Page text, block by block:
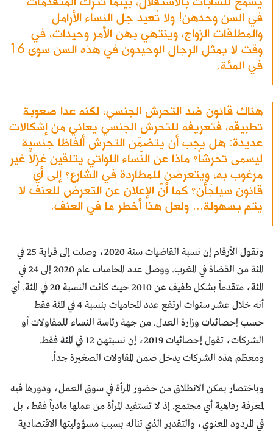
في السن وحدهن! ولا تُعيد جل النساء الأرامل
والمطلقات الزواج، وينتهي بهن الأمر وحيدات، في
وقت لا يمثل الرجال الوحيدون في هذه السن سوى 16
في المئة.
هناك قانون ضد التحرش الجنسي، لكنه عدا صعوبة
تطبيقه، فتعريفه للتحرش الجنسي يعاني من إشكالات
عديدة: هل يجب أن يتضمّن التحرش ألفاظا جنسية
ليسمى تحرشاً؟ ماذا عن النّساء اللواتي يتلقين غزلاً غير
مرغوب به، ويتعرضن للمطاردة في الشارع؟ إلى أي
قانون سيلجَأْن؟ كما أنّ الإعلان عن التعرض للعنف لا
يتم بسهولة... ولعل هذا أخطر ما في العنف.
وتقول الأرقام إن نسبة القاضيات سنة 2020، وصلت إلى قرابة 25 في
المئة من القضاة في المغرب. ووصل عدد المحاميات عام 2020 إلى 24 في
المئة، متقدماً بشكل طفيف عن 2010 حيث كانت النسبة 20 في المئة. أي
أنه خلال عشر سنوات ارتفع عدد المحاميات بنسبة 4 في المئة فقط
حسب إحصائيات وزارة العدل. من جهة رئاسة النساء للمقاولات أو
الشركات، تقول إحصائيات 2019، إن نسبتهن 12 في المئة فقط.
ومعظم هذه الشركات يدخل ضمن المقاولات الصغيرة جداً.
وباختصار يمكن الانطلاق من حضور المرأة في سوق العمل، ودورها فيه
لمعرفة رفاهية أي مجتمع. إذ لا تستفيد المرأة من عملها مادياً فقط، بل
في المردود المعنوي، والتقدير الذي تناله بسبب مسؤوليتها الاقتصادية